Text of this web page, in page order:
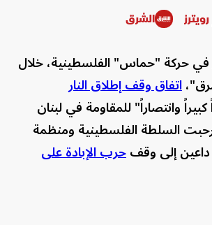
رويترز الشرق
في حركة "حماس" الفلسطينية، خلال
اتفاق وقف إطلاق النار
كبيراً وانتصاراً" للمقاومة في لبنان
السلطة الفلسطينية ومنظمة
داعين إلى وقفحرب الإبادة على